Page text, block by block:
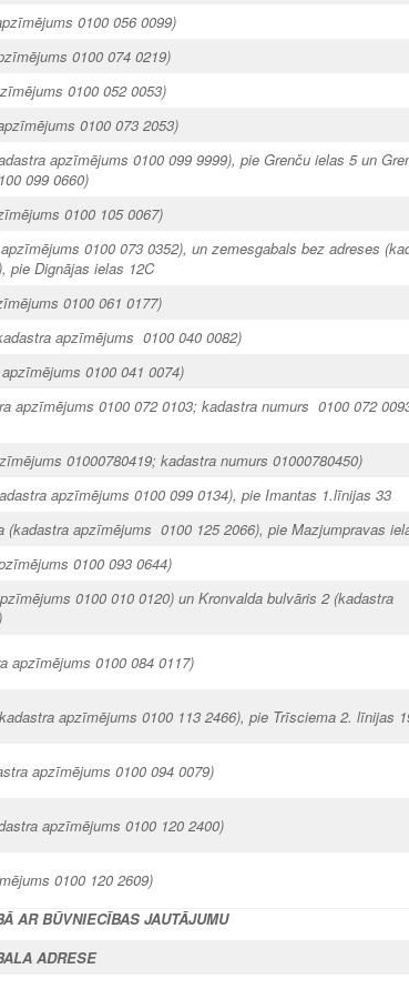
0100 056 0099)
0100 074 0219)
0100 052 0053)
0100 073 2053)
apzīmējums 0100 099 9999), pie Grenču ielas 5 un
099 0660)
0100 105 0067)
0100 073 0352), un zemesgabals bez adreses
pie Dignājas ielas 12C
0100 061 0177)
apzīmējums 0100 040 0082)
0100 041 0074)
apzīmējums 0100 072 0103; kadastra numurs 0100 072
01000780419; kadastra numurs 01000780450)
apzīmējums 0100 099 0134), pie Imantas 1.līnijas 33
(kadastra apzīmējums 0100 125 2066), pie Mazjumpravas
0100 093 0644)
0100 010 0120) un Kronvalda bulvāris 2 (kadastra
apzīmējums 0100 084 0117)
apzīmējums 0100 113 2466), pie Trīsciema 2. līnijas
apzīmējums 0100 094 0079)
apzīmējums 0100 120 2400)
0100 120 2609)
AR BŪVNIECĪBAS JAUTĀJUMU
ADRESE